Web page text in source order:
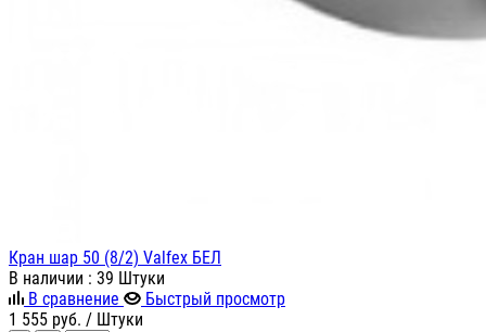
Кран шар 50 (8/2) Valfex БЕЛ
В наличии : 39 Штуки
В сравнение
Быстрый просмотр
1 555 руб. / Штуки